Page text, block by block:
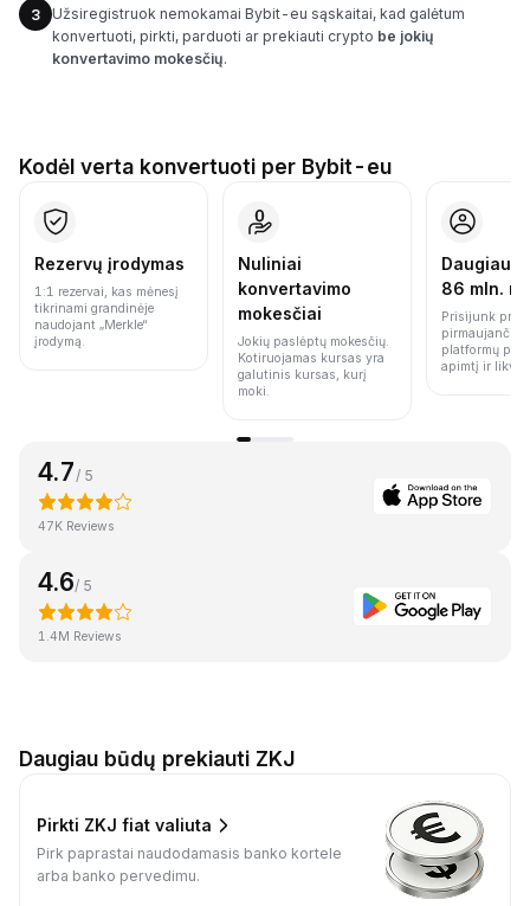
3
Užsiregistruok nemokamai Bybit-eu sąskaitai, kad galėtum
konvertuoti, pirkti, parduoti ar prekiauti crypto be jokių
konvertavimo mokesčių.
Kodėl verta konvertuoti per Bybit-eu
Rezervų įrodymas
1:1 rezervai, kas mėnesį
tikrinami grandinėje
naudojant „Merkle“
įrodymą.
Nuliniai
konvertavimo
mokesčiai
Jokių paslėptų mokesčių.
Kotiruojamas kursas yra
galutinis kursas, kurį
moki.
Daugiau
86 mln.
Prisijunk prie
pirmaujančių
platformų
apimtį ir
4.7 / 5
47K Reviews
4.6/ 5
1.4M Reviews
Daugiau būdų prekiauti ZKJ
Pirkti ZKJ fiat valiuta
Pirk paprastai naudodamasis banko kortele
arba banko pervedimu.